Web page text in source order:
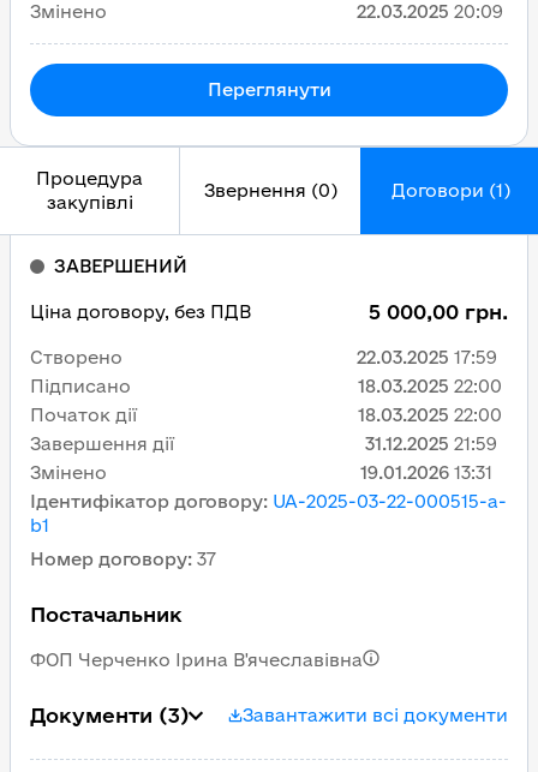
Процедура
закупівлі
Звернення (0) Договори (1)
Ідентифікатор договору: UA-2025-03-22-000515-a-
b1
Номер договору: 37
Постачальник
ФОП Черченко Ірина В'ячеславівна
Документи (3) Завантажити всі документи
ЗАВЕРШЕНИЙ
Ціна договору, без ПДВ 5 000,00 грн.
Створено 22.03.2025 17:59
Підписано
18.03.2025 22:00
Початок дії
18.03.2025 22:00
Завершення дії
31.12.2025 21:59
Змінено
19.01.2026 13:31
Змінено
22.03.2025 20:09
Переглянути